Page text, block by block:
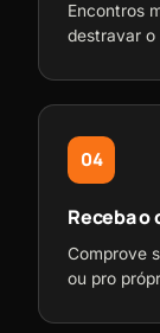
Encontros
destravar o
04
Receba
Comprove
ou pro